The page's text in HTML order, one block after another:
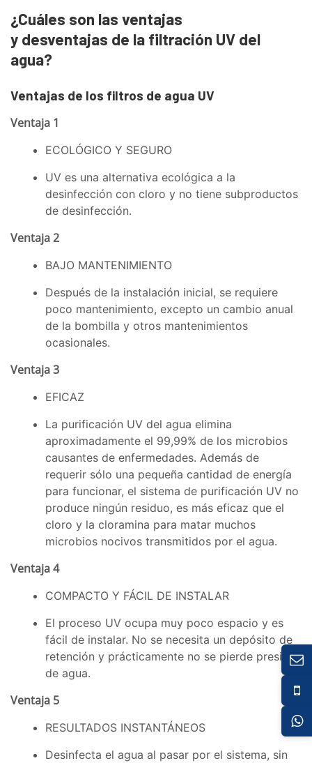
¿Cuáles son las ventajas
y desventajas de la filtración UV del
agua?
Ventajas de los filtros de agua UV
Ventaja 1
ECOLÓGICO Y SEGURO
UV es una alternativa ecológica a la
desinfección con cloro y no tiene subproductos
de desinfección.
Ventaja 2
BAJO MANTENIMIENTO
Después de la instalación inicial, se requiere
poco mantenimiento, excepto un cambio anual
de la bombilla y otros mantenimientos
ocasionales.
Ventaja 3
EFICAZ
La purificación UV del agua elimina
aproximadamente el 99,99% de los microbios
causantes de enfermedades. Además de
requerir sólo una pequeña cantidad de energía
para funcionar, el sistema de purificación UV no
produce ningún residuo, es más eficaz que el
cloro y la cloramina para matar muchos
microbios nocivos transmitidos por el agua.
Ventaja 4
COMPACTO Y FÁCIL DE INSTALAR
El proceso UV ocupa muy poco espacio y es
fácil de instalar. No se necesita un depósito de
retención y prácticamente no se pierde presión
de agua.
Ventaja 5
RESULTADOS INSTANTÁNEOS
Desinfecta el agua al pasar por el sistema, sin